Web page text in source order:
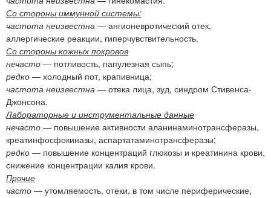
Со стороны иммунной системы:
частота неизвестна — ангионевротический отек,
аллергические реакции, гиперчувствительность.
Со стороны кожных покровов
нечасто — потливость, папулезная сыпь;
редко — холодный пот, крапивница;
частота неизвестна — отека лица, зуд, синдром Стивенса-
Джонсона.
Лабораторные и инструментальные данные
нечасто — повышение активности аланинаминотрансферазы,
креатинфосфокиназы, аспартатаминотрансферазы;
редко — повышение концентраций глюкозы и креатинина крови,
снижение концентрации калия крови.
Прочие
часто — утомляемость, отеки, в том числе периферические,